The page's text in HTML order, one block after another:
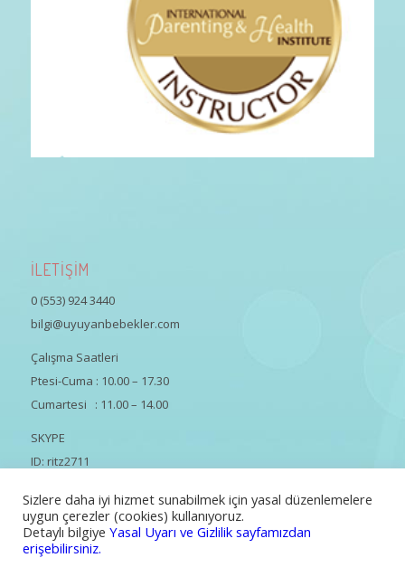
İLETİŞİM
0 (553) 924 3440
bilgi@uyuyanbebekler.com
Çalışma Saatleri
Ptesi-Cuma : 10.00 – 17.30
Cumartesi : 11.00 – 14.00
SKYPE
ID: ritz2711
Sizlere daha iyi hizmet sunabilmek için yasal düzenlemelere
uygun çerezler (cookies) kullanıyoruz.
Detaylı bilgiye Yasal Uyarı ve Gizlilik sayfamızdan
erişebilirsiniz.